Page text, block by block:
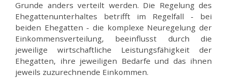
Grunde anders verteilt werden. Die Regelung des
Ehegattenunterhaltes betrifft im Regelfall - bei
beiden Ehegatten - die komplexe Neuregelung der
Einkommensverteilung, beeinflusst durch die
jeweilige wirtschaftliche Leistungsfähigkeit der
Ehegatten, ihre jeweiligen Bedarfe und das ihnen
jeweils zuzurechnende Einkommen.